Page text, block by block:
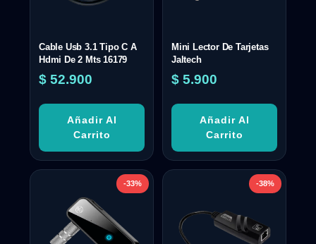
Cable Usb 3.1 Tipo C A
Hdmi De 2 Mts 16179
$ 52.900
Añadir Al
Carrito
Mini Lector De Tarjetas
Jaltech
$ 5.900
Añadir Al
Carrito
-33% -38%